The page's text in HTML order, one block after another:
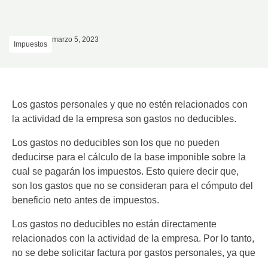
Impuestos
marzo 5, 2023
Los gastos personales y que no estén relacionados con
la actividad de la empresa son gastos no deducibles.
Los gastos no deducibles son los que no pueden
deducirse para el cálculo de la base imponible sobre la
cual se pagarán los impuestos. Esto quiere decir que,
son los gastos que no se consideran para el cómputo del
beneficio neto antes de impuestos.
Los gastos no deducibles no están directamente
relacionados con la actividad de la empresa. Por lo tanto,
no se debe solicitar factura por gastos personales, ya que